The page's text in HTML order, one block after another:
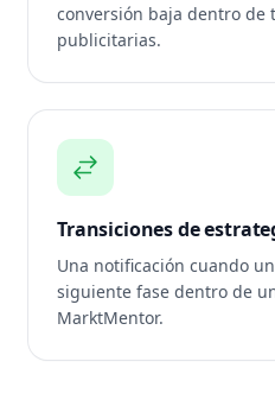
conversión baja dentro de
publicitarias.
Transiciones de
Una notificación cuando
siguiente fase dentro de
MarktMentor.